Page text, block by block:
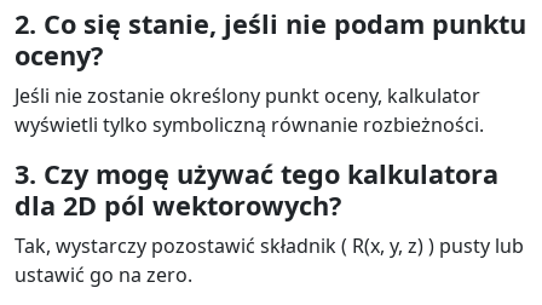
2. Co się stanie, jeśli nie podam punktu
oceny?
Jeśli nie zostanie określony punkt oceny, kalkulator
wyświetli tylko symboliczną równanie rozbieżności.
3. Czy mogę używać tego kalkulatora
dla 2D pól wektorowych?
Tak, wystarczy pozostawić składnik ( R(x, y, z) ) pusty lub
ustawić go na zero.